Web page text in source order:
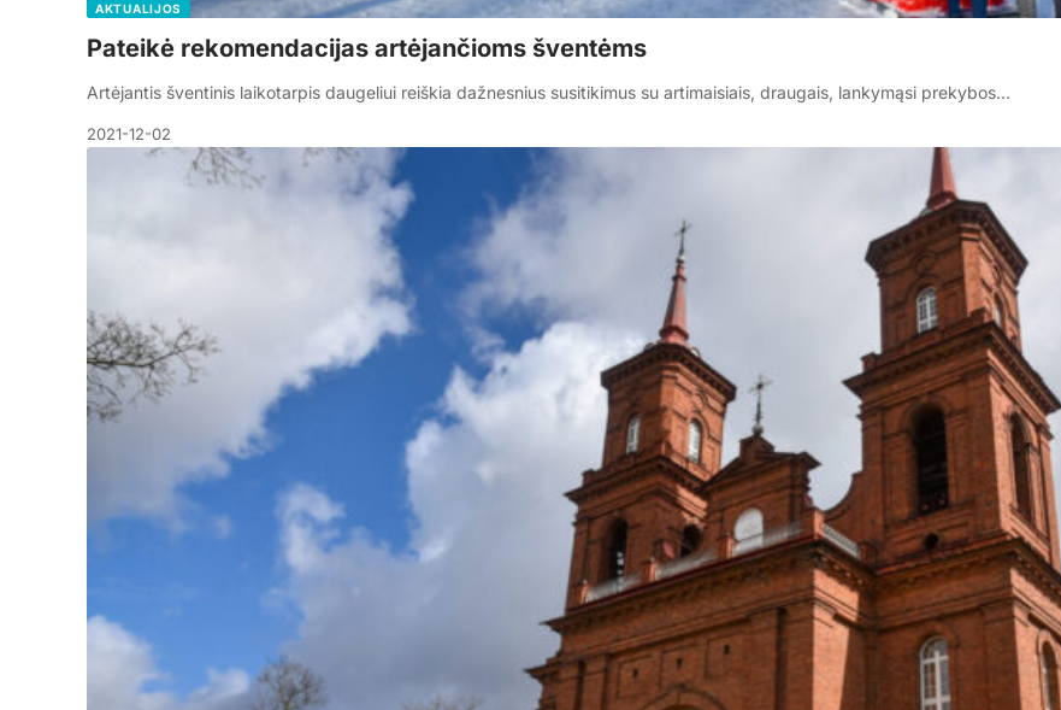
AKTUALIJOS
Pateikė rekomendacijas artėjančioms šventėms
Artėjantis šventinis laikotarpis daugeliui reiškia dažnesnius susitikimus su artimaisiais, draugais, lankymąsi prekybos…
2021-12-02